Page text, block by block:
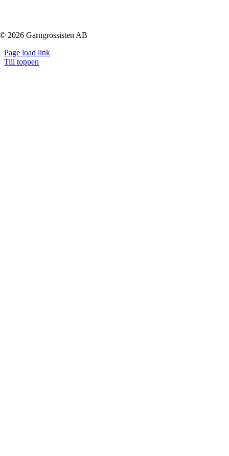
© 2026 Garngrossisten AB
Page load link
Till toppen